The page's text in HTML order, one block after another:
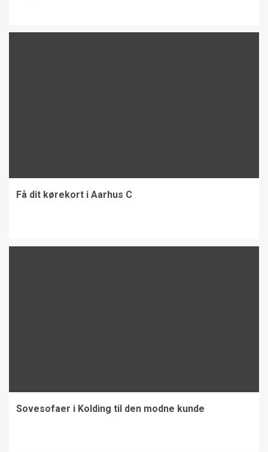
Få dit kørekort i Aarhus C
Sovesofaer i Kolding til den modne kunde